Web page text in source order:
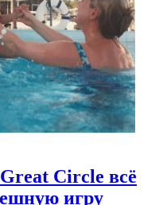
Circle всё
игру